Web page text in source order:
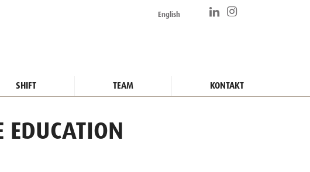
English
SHIFT TEAM KONTAKT
EDUCATION